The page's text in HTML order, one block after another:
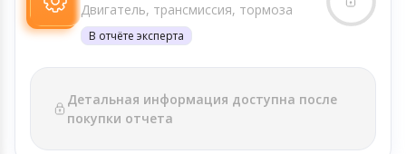
Двигатель, трансмиссия, тормоза
В отчёте эксперта
Детальная информация доступна после
покупки отчета